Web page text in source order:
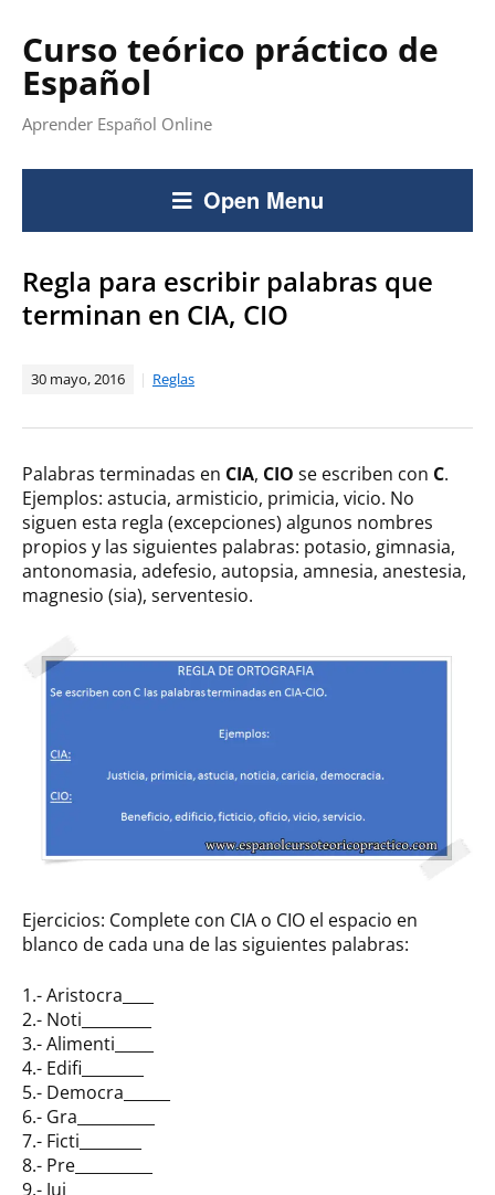
Curso teórico práctico de
Español
Aprender Español Online
Open Menu
Regla para escribir palabras que
terminan en CIA, CIO
30 mayo, 2016 Reglas
Palabras terminadas en CIA, CIO se escriben con C.
Ejemplos: astucia, armisticio, primicia, vicio. No
siguen esta regla (excepciones) algunos nombres
propios y las siguientes palabras: potasio, gimnasia,
antonomasia, adefesio, autopsia, amnesia, anestesia,
magnesio (sia), serventesio.
Ejercicios: Complete con CIA o CIO el espacio en
blanco de cada una de las siguientes palabras:
1.- Aristocra____
2.- Noti_________
3.- Alimenti_____
4.- Edifi________
5.- Democra______
6.- Gra__________
7.- Ficti________
8.- Pre__________
9.- Jui__________